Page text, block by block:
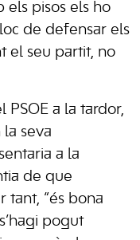
els pisos els ho
de defensar els
el seu partit, no
PSOE a la tardor,
la seva
a la
de que
tant, “és bona
pogut